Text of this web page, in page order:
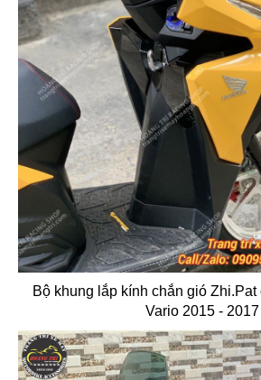
Bộ khung lắp kính chắn gió
Vario 2015 - 2017